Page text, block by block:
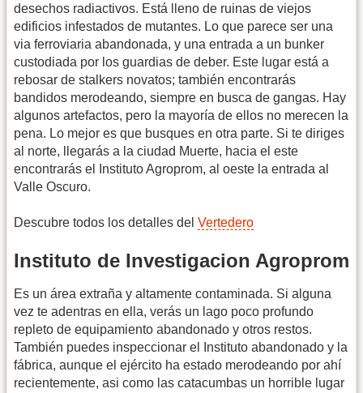
desechos radiactivos. Está lleno de ruinas de viejos
edificios infestados de mutantes. Lo que parece ser una
via ferroviaria abandonada, y una entrada a un bunker
custodiada por los guardias de deber. Este lugar está a
rebosar de stalkers novatos; también encontrarás
bandidos merodeando, siempre en busca de gangas. Hay
algunos artefactos, pero la mayoría de ellos no merecen la
pena. Lo mejor es que busques en otra parte. Si te diriges
al norte, llegarás a la ciudad Muerte, hacia el este
encontrarás el Instituto Agroprom, al oeste la entrada al
Valle Oscuro.
Descubre todos los detalles del Vertedero
Instituto de Investigacion Agroprom
Es un área extraña y altamente contaminada. Si alguna
vez te adentras en ella, verás un lago poco profundo
repleto de equipamiento abandonado y otros restos.
También puedes inspeccionar el Instituto abandonado y la
fábrica, aunque el ejército ha estado merodeando por ahí
recientemente, asi como las catacumbas un horrible lugar